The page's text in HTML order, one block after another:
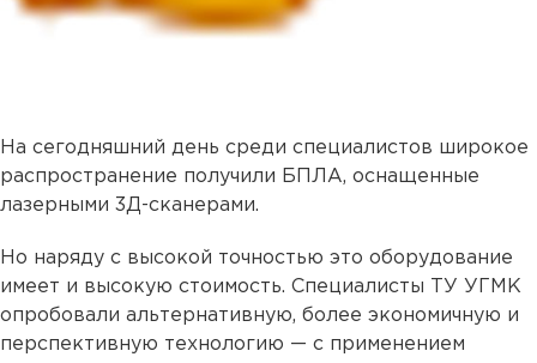
На сегодняшний день среди специалистов широкое
распространение получили БПЛА, оснащенные
лазерными 3Д-сканерами.
Но наряду с высокой точностью это оборудование
имеет и высокую стоимость. Специалисты ТУ УГМК
опробовали альтернативную, более экономичную и
перспективную технологию — с применением